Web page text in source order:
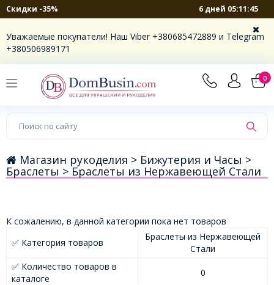
Скидки -35% 6 дней 05:11:45
Уважаемые покупатели! Наш Viber +380685472889 и Telegram
+380506989171
0
Магазин рукоделия > Бижутерия и Часы >
Браслеты >Браслеты из Нержавеющей Стали
К сожалению, в данной категории пока нет товаров
✅ Категория товаров
Браслеты из Нержавеющей
Стали
✅ Количество товаров в
каталоге
0